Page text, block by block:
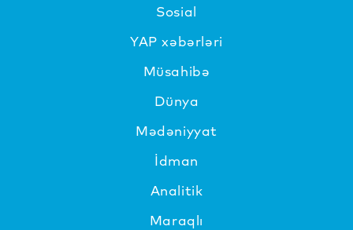
Sosial
YAP xəbərləri
Müsahibə
Dünya
Mədəniyyat
İdman
Analitik
Maraqlı